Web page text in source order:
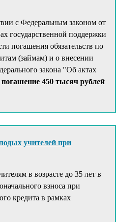
с Федеральным законом от
государственной поддержки
погашения обязательств по
(займам) и о внесении
закона "Об актах
погашение 450 тысяч рублей
учителей при
в возрасте до 35 лет в
взноса при
кредита в рамках